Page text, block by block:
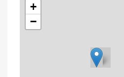
+
−